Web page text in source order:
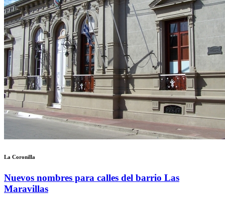
La Coronilla
Nuevos nombres para calles del barrio Las
Maravillas